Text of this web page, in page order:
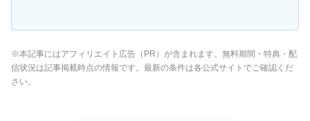
※本記事にはアフィリエイト広告（PR）が含まれます。無料期間・特典・配
信状況は記事掲載時点の情報です。最新の条件は各公式サイトでご確認くだ
さい。